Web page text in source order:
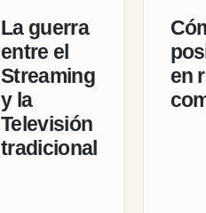
La guerra
entre el
Streaming
y la
Televisión
tradicional
en